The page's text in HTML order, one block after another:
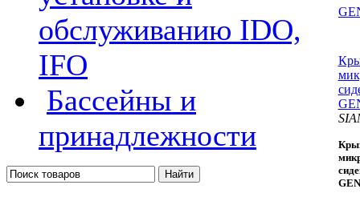
обслуживанию IDO,
IFO
Бассейны и
принадлежности